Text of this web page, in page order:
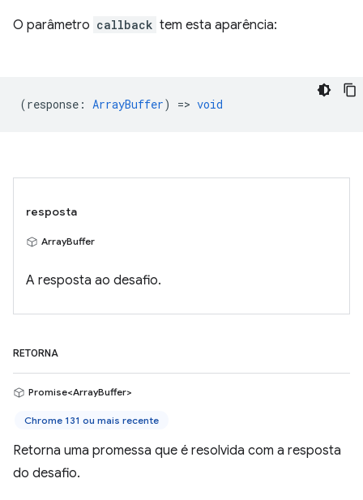
O parâmetro callback tem esta aparência:
(response : ArrayBuffer) => void
resposta
ArrayBuffer
A resposta ao desafio.
RETORNA
Promise<ArrayBuffer>
Chrome 131 ou mais recente
Retorna uma promessa que é resolvida com a resposta
do desafio.